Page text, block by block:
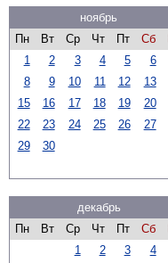
ноябрь
Пн
Вт Ср Чт Пт Сб
1
2 3 4 5 6
8
9 10 11 12 13
15
16 17 18 19 20
22
23 24 25 26 27
29
30
декабрь
Пн
Вт Ср Чт Пт Сб
1
2 3 4